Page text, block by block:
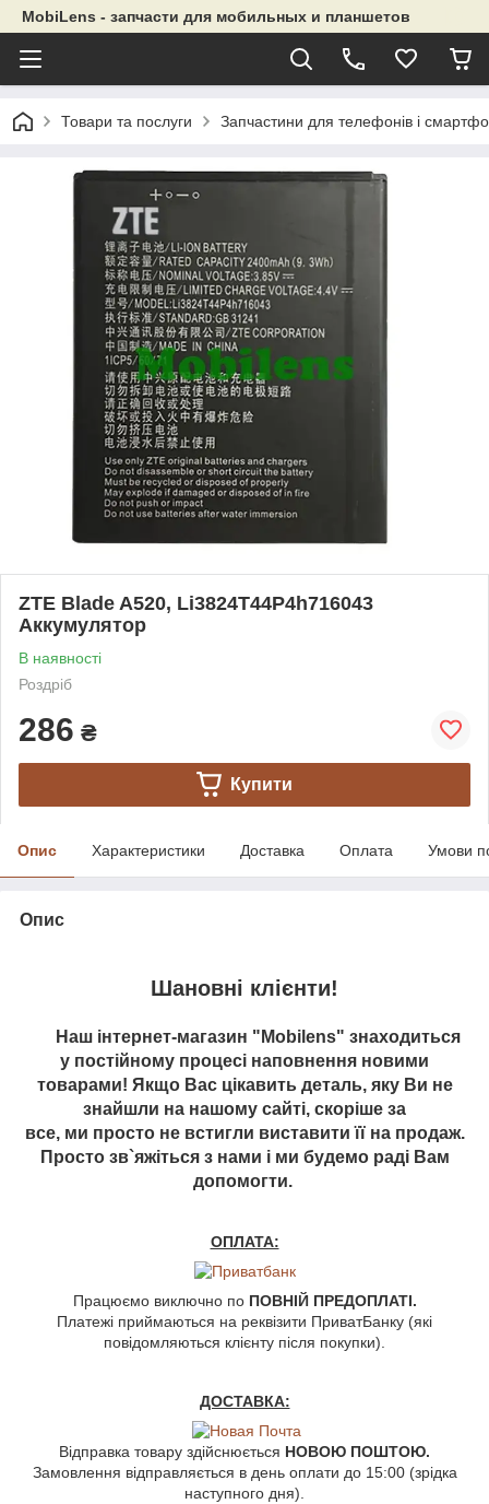
MobiLens - запчасти для мобильных и планшетов
Товари та послуги Запчастини для телефонів і
ZTE Blade A520, Li3824T44P4h716043
Аккумулятор
В наявності
Роздріб
286 ₴
Купити
Опис Характеристики Доставка Оплата Умови
Опис
Шановні клієнти!
Наш інтернет-магазин "Mobilens" знаходиться
у постійному процесі наповнення новими
товарами! Якщо Вас цікавить деталь, яку Ви не
знайшли на нашому сайті, скоріше за
все, ми просто не встигли виставити її на продаж.
Просто зв`яжіться з нами і ми будемо раді Вам
допомогти.
ОПЛАТА:
Працюємо виключно по ПОВНІЙ ПРЕДОПЛАТІ.
Платежі приймаються на реквізити ПриватБанку (які
повідомляються клієнту після покупки).
ДОСТАВКА:
Відправка товару здійснюється НОВОЮ ПОШТОЮ.
Замовлення відправляється в день оплати до 15:00 (зрідка
наступного дня).